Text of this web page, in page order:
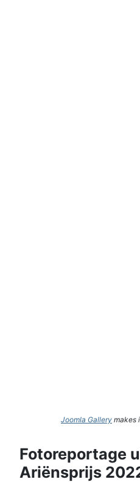
Joomla Gallery makes
Fotoreportage
Ariënsprijs